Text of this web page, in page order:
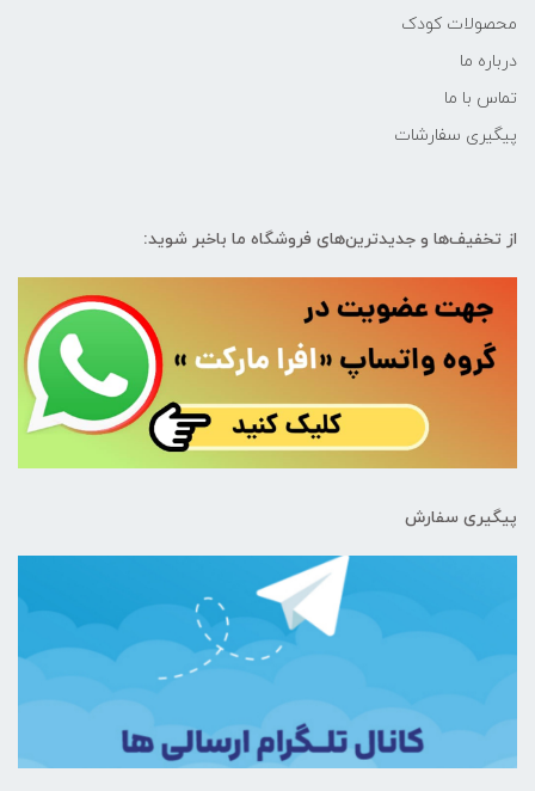
محصولات کودک
درباره ما
تماس با ما
پیگیری سفارشات
از تخفیف‌ها و جدیدترین‌های فروشگاه ما باخبر شوید:
پیگیری سفارش